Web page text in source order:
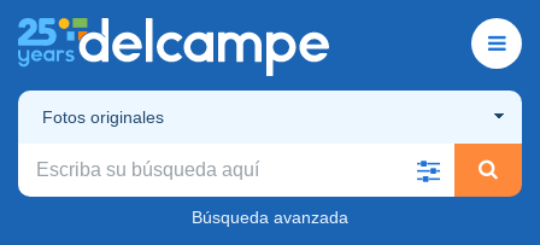
Fotos originales
Búsqueda avanzada